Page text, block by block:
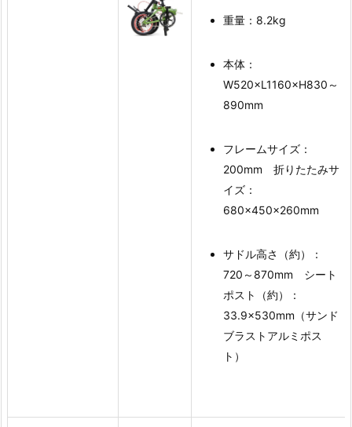
重量：8.2kg
本体：
W520×L1160×H830～
890mm
フレームサイズ：
200mm 折りたたみサ
イズ：
680×450×260mm
サドル高さ（約）：
720～870mm シート
ポスト（約）：
33.9×530mm（サンド
ブラストアルミポス
ト）